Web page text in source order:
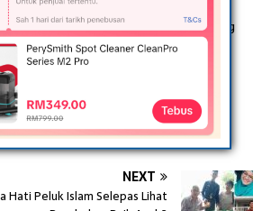
siap membawa bekalan keropok yang
tetapi apakan daya, semuanya
itu halal’- Pekerja makan tepi jalan
seb4k netizen
NEXT
Hati Peluk Islam Selepas Lihat